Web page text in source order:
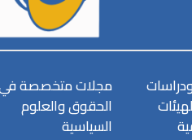
مجلات متخصصة
الحقوق والعلوم
السياسية